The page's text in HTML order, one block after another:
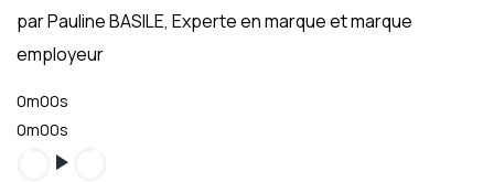
par Pauline BASILE, Experte en marque et marque
employeur
0m00s
0m00s